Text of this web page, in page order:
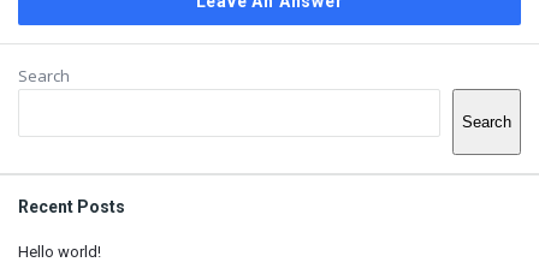
Search
Search
Recent Posts
Hello world!